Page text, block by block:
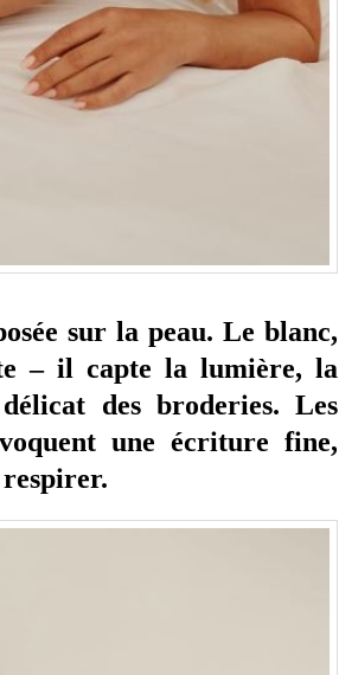
sur la peau. Le blanc,
– il capte la lumière, la
des broderies. Les
une écriture fine,